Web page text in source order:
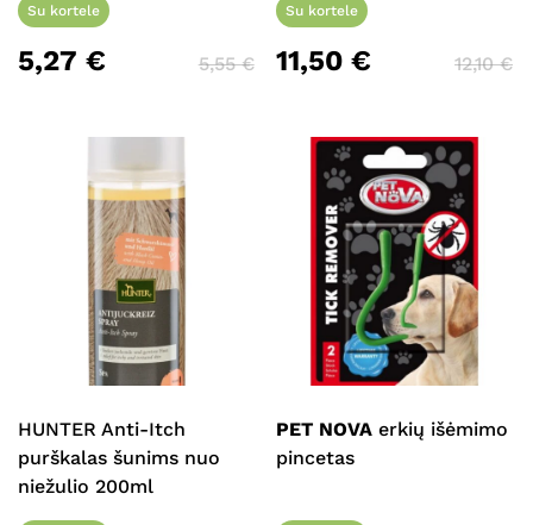
Su kortele
5,27 € 5,55€
Su kortele
11,50€ 12,10€
HUNTER Anti-Itch
purškalas šunims nuo
niežulio 200ml
PET NOVA erkių išėmimo
pincetas